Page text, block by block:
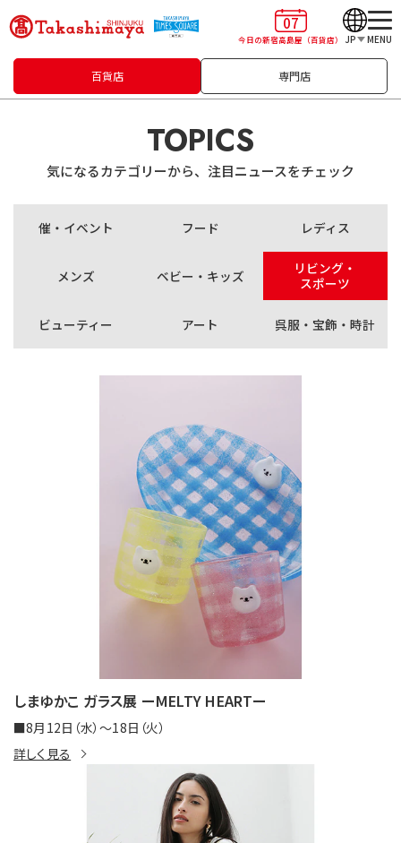
07
今日の新宿高島屋 （百貨店） JP MENU
百貨店 専門店
TOPICS
気になるカテゴリーから、注目ニュースをチェック
催・イベント フード レディス
メンズ ベビー・キッズ
リビング・
スポーツ
ビューティー アート 呉服・宝飾・時計
しまゆかこ ガラス展 ーMELTY HEARTー
■8月12日（水）～18日（火）
詳しく見る